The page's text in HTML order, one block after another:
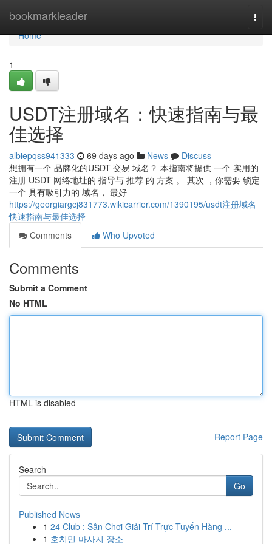
bookmarkleader
Home
Home
1
USDT注册域名：快速指南与最
佳选择
albiepqss941333 69 days ago News
Discuss
想拥有一个 品牌化的USDT 交易 域名？ 本指南将提供 一个 实用的
注册 USDT 网络地址的 指导与 推荐 的 方案 。 其次 ，你需要 锁定
一个 具有吸引力的 域名， 最好
https://georgiargcj831773.wikicarrier.com/1390195/usdt注册域名_
快速指南与最佳选择
Comments
Who Upvoted
Comments
Submit a Comment
No HTML
HTML is disabled
Report Page
Search
Go
Published News
1 24 Club : Sân Chơi Giải Trí Trực Tuyến Hàng ...
1 호치민 마사지 장소